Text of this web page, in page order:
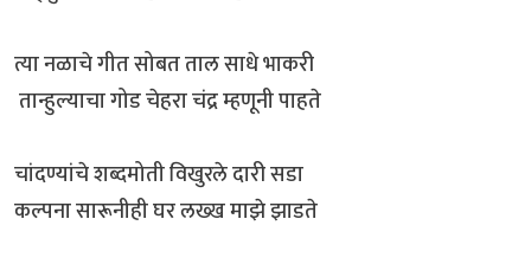
त्या नळाचे गीत सोबत ताल साधे भाकरी
तान्हुल्याचा गोड चेहरा चंद्र म्हणूनी पाहते
चांदण्यांचे शब्दमोती विखुरले दारी सडा
कल्पना सारूनीही घर लख्ख माझे झाडते